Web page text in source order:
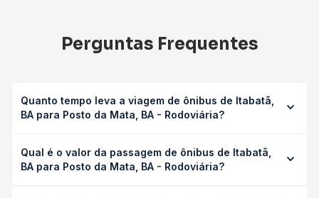
Perguntas Frequentes
Quanto tempo leva a viagem de ônibus de Itabatã,
BA para Posto da Mata, BA - Rodoviária?
- Rodoviária leva em média 0 horas, podendo variar
conforme a viação, o tipo de serviço (convencional,
Qual é o valor da passagem de ônibus de Itabatã,
BA para Posto da Mata, BA - Rodoviária?